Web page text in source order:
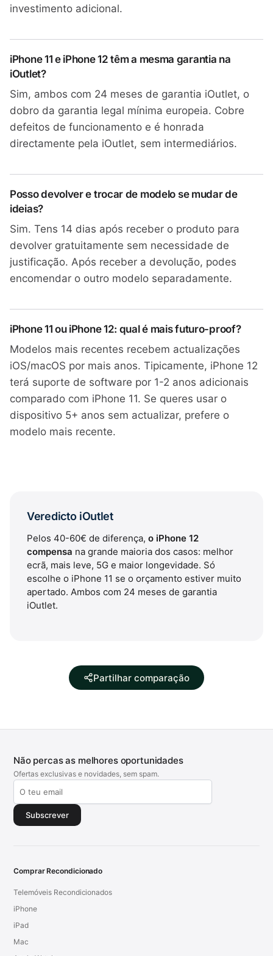
investimento adicional.
iPhone 11 e iPhone 12 têm a mesma garantia na
iOutlet?
Sim, ambos com 24 meses de garantia iOutlet, o
dobro da garantia legal mínima europeia. Cobre
defeitos de funcionamento e é honrada
directamente pela iOutlet, sem intermediários.
Posso devolver e trocar de modelo se mudar de
ideias?
Sim. Tens 14 dias após receber o produto para
devolver gratuitamente sem necessidade de
justificação. Após receber a devolução, podes
encomendar o outro modelo separadamente.
iPhone 11 ou iPhone 12: qual é mais futuro-proof?
Modelos mais recentes recebem actualizações
iOS/macOS por mais anos. Tipicamente, iPhone 12
terá suporte de software por 1-2 anos adicionais
comparado com iPhone 11. Se queres usar o
dispositivo 5+ anos sem actualizar, prefere o
modelo mais recente.
Veredicto iOutlet
Pelos 40-60€ de diferença, o iPhone 12
compensa na grande maioria dos casos: melhor
ecrã, mais leve, 5G e maior longevidade. Só
escolhe o iPhone 11 se o orçamento estiver muito
apertado. Ambos com 24 meses de garantia
iOutlet.
Partilhar comparação
Não percas as melhores oportunidades
Ofertas exclusivas e novidades, sem spam.
Subscrever
Comprar Recondicionado
Telemóveis Recondicionados
iPhone
iPad
Mac